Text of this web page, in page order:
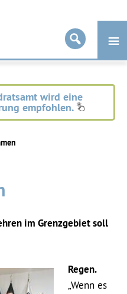
wird eine
empfohlen.
im Grenzgebiet soll
Regen.
„Wenn es